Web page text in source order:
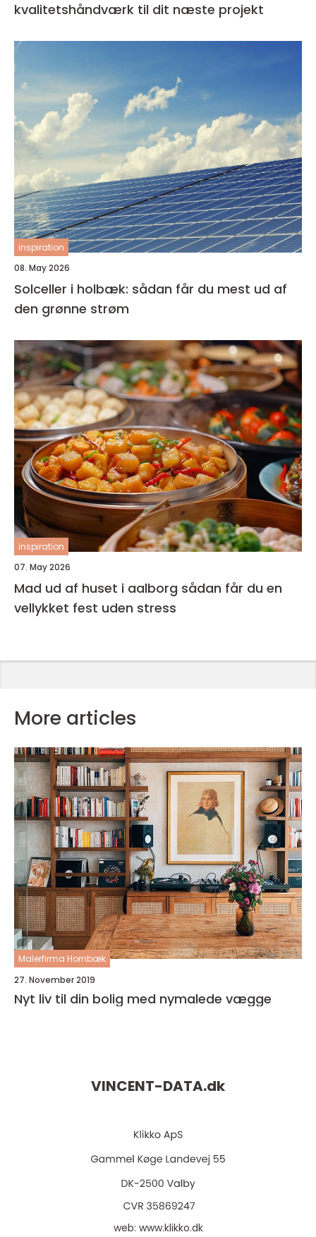
kvalitetshåndværk til dit næste projekt
inspiration
08. May 2026
Solceller i holbæk: sådan får du mest ud af
den grønne strøm
inspiration
07. May 2026
Mad ud af huset i aalborg sådan får du en
vellykket fest uden stress
More articles
Malerfirma Hornbæk
27. November 2019
Nyt liv til din bolig med nymalede vægge
VINCENT-DATA.dk
web: www.klikko.dk